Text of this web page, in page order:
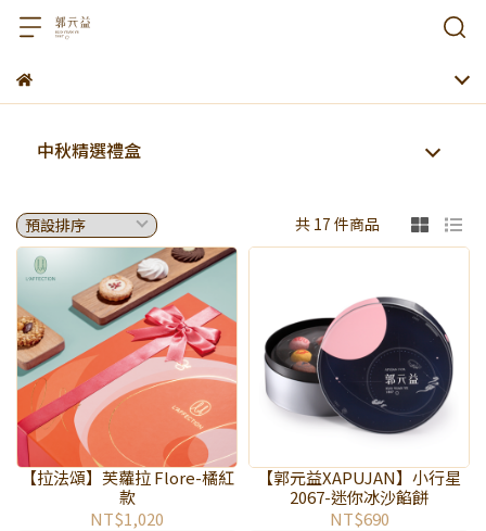
中秋精選禮盒
共 17 件商品
【拉法頌】芙蘿拉 Flore-橘紅
款
NT$1,020
【郭元益XAPUJAN】小行星
2067-迷你冰沙餡餅
NT$690